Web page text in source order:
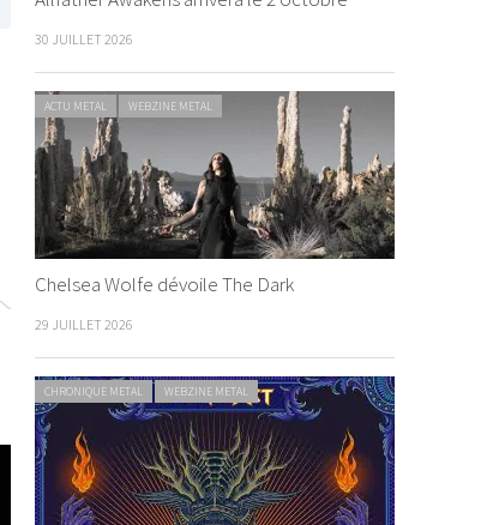
30 JUILLET 2026
ACTU METAL WEBZINE METAL
Chelsea Wolfe dévoile The Dark
29 JUILLET 2026
CHRONIQUE METAL WEBZINE METAL